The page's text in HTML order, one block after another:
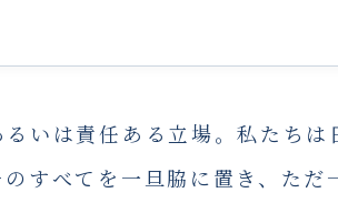
いは責任ある立場。私たちは
すべてを一旦脇に置き、ただ